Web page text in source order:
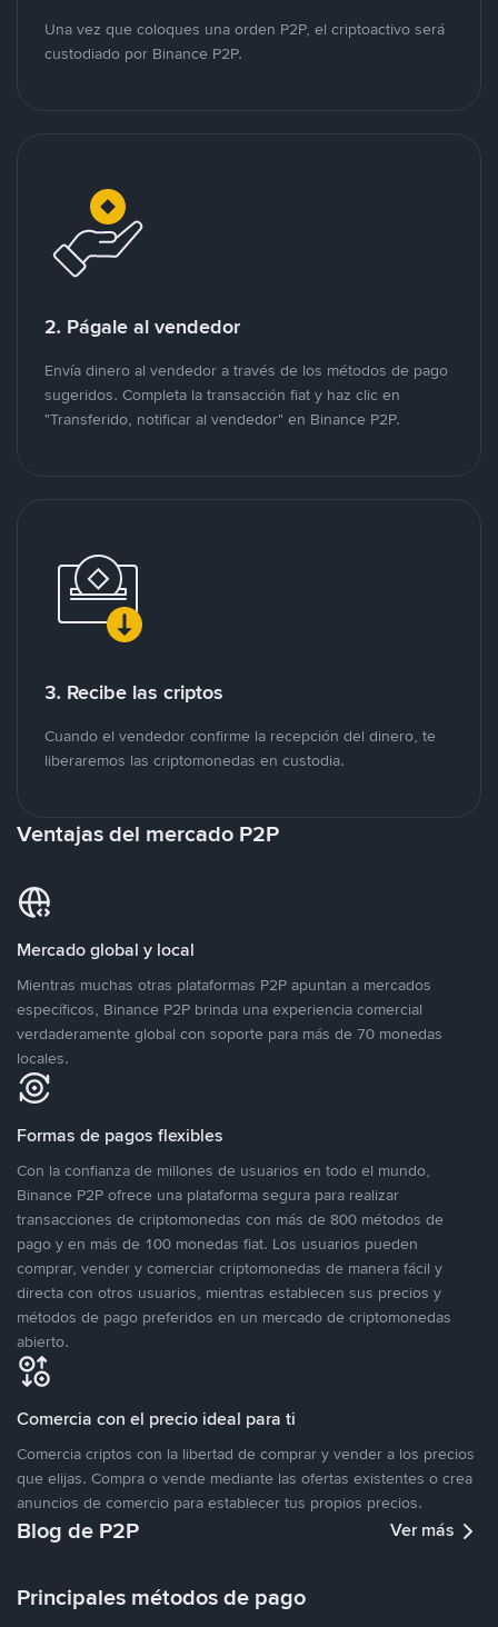
Una vez que coloques una orden P2P, el criptoactivo será
custodiado por Binance P2P.
2. Págale al vendedor
Envía dinero al vendedor a través de los métodos de pago
sugeridos. Completa la transacción fiat y haz clic en
"Transferido, notificar al vendedor" en Binance P2P.
3. Recibe las criptos
Cuando el vendedor confirme la recepción del dinero, te
liberaremos las criptomonedas en custodia.
Ventajas del mercado P2P
Mercado global y local
Mientras muchas otras plataformas P2P apuntan a mercados
específicos, Binance P2P brinda una experiencia comercial
verdaderamente global con soporte para más de 70 monedas
locales.
Formas de pagos flexibles
Con la confianza de millones de usuarios en todo el mundo,
Binance P2P ofrece una plataforma segura para realizar
transacciones de criptomonedas con más de 800 métodos de
pago y en más de 100 monedas fiat. Los usuarios pueden
comprar, vender y comerciar criptomonedas de manera fácil y
directa con otros usuarios, mientras establecen sus precios y
métodos de pago preferidos en un mercado de criptomonedas
abierto.
Comercia con el precio ideal para ti
Comercia criptos con la libertad de comprar y vender a los precios
que elijas. Compra o vende mediante las ofertas existentes o crea
anuncios de comercio para establecer tus propios precios.
Blog de P2P Ver más
Principales métodos de pago